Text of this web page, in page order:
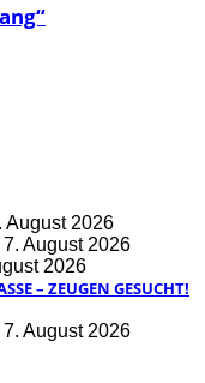
August 2026
7. August 2026
2026
– ZEUGEN GESUCHT!
7. August 2026